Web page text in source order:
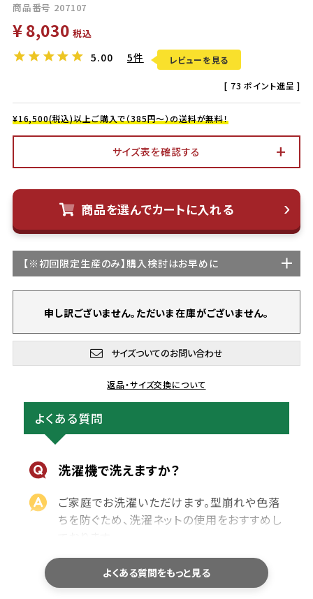
商品番号 207107
¥8,030 税込
5.00 5件 レビューを見る
[ 73 ポイント進呈 ]
¥16,500(税込)以上ご購入で（385円～）の送料が無料！
サイズ表を確認する
商品を選んでカートに入れる
【※初回限定生産のみ】購入検討はお早めに
申し訳ございません。ただいま在庫がございません。
サイズついてのお問い合わせ
返品・サイズ交換について
よくある質問
洗濯機で洗えますか？
ご家庭でお洗濯いただけます。型崩れや色落
ちを防ぐため、洗濯ネットの使用をおすすめし
乾燥機のご使用や、濡れたまま長時間放置す
ることはお避けください。洗濯後は形を整え
て陰干しすると、長くきれいにご愛用いただけ
よくある質問をもっと見る